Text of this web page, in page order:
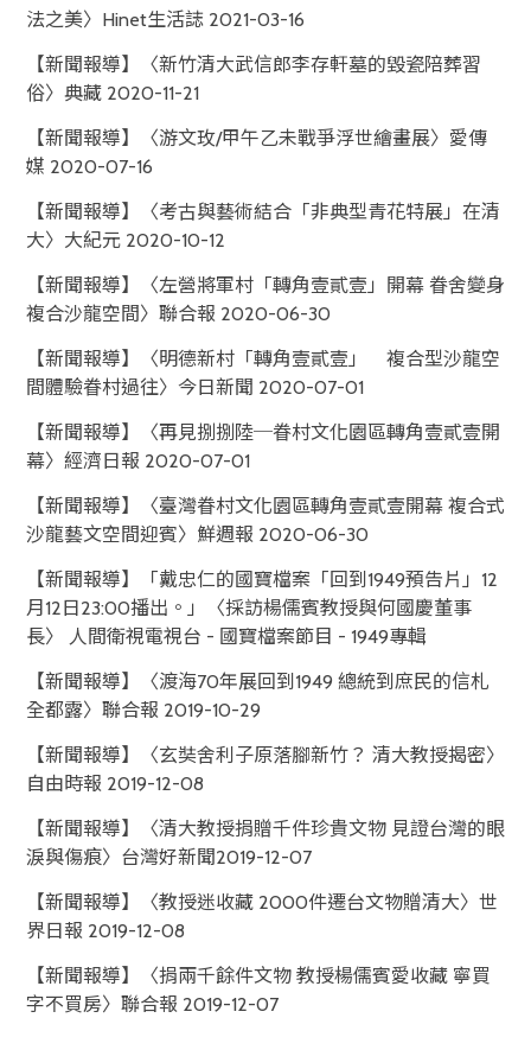
法之美〉Hinet生活誌 2021-03-16
【新聞報導】〈新竹清大武信郎李存軒墓的毀瓷陪葬習
俗〉典藏 2020-11-21
【新聞報導】〈游文玫/甲午乙未戰爭浮世繪畫展〉愛傳
媒 2020-07-16
【新聞報導】〈考古與藝術結合「非典型青花特展」在清
大〉大紀元 2020-10-12
【新聞報導】〈左營將軍村「轉角壹貳壹」開幕 眷舍變身
複合沙龍空間〉聯合報 2020-06-30
【新聞報導】〈明德新村「轉角壹貳壹」 複合型沙龍空
間體驗眷村過往〉今日新聞 2020-07-01
【新聞報導】〈再見捌捌陸─眷村文化園區轉角壹貳壹開
幕〉經濟日報 2020-07-01
【新聞報導】〈臺灣眷村文化園區轉角壹貳壹開幕 複合式
沙龍藝文空間迎賓〉鮮週報 2020-06-30
【新聞報導】「戴忠仁的國寶檔案「回到1949預告片」12
月12日23:00播出。」〈採訪楊儒賓教授與何國慶董事
長〉 人間衛視電視台 - 國寶檔案節目 - 1949專輯
【新聞報導】〈渡海70年展回到1949 總統到庶民的信札
全都露〉聯合報 2019-10-29
【新聞報導】〈玄奘舍利子原落腳新竹？ 清大教授揭密〉
自由時報 2019-12-08
【新聞報導】〈清大教授捐贈千件珍貴文物 見證台灣的眼
淚與傷痕〉台灣好新聞2019-12-07
【新聞報導】〈教授迷收藏 2000件遷台文物贈清大〉世
界日報 2019-12-08
【新聞報導】〈捐兩千餘件文物 教授楊儒賓愛收藏 寧買
字不買房〉聯合報 2019-12-07